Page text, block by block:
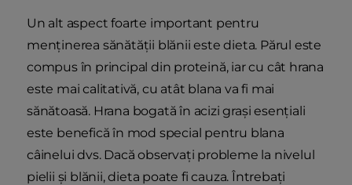
Un alt aspect foarte important pentru
menținerea sănătății blănii este dieta. Părul este
compus în principal din proteină, iar cu cât hrana
este mai calitativă, cu atât blana va fi mai
sănătoasă. Hrana bogată în acizi grași esențiali
este benefică în mod special pentru blana
câinelui dvs. Dacă observați probleme la nivelul
pielii și blănii, dieta poate fi cauza. Întrebați